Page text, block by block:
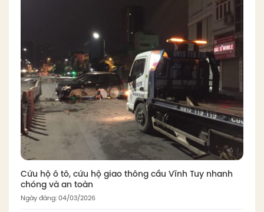
Cứu hộ ô tô, cứu hộ giao thông cầu Vĩnh Tuy nhanh
chóng và an toàn
Ngày đăng: 04/03/2026